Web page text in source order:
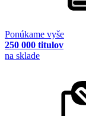
Ponúkame vyše
250 000 titulov
na sklade